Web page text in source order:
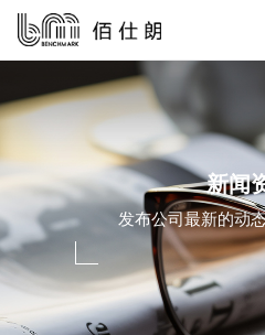
新闻
发布公司最新的动